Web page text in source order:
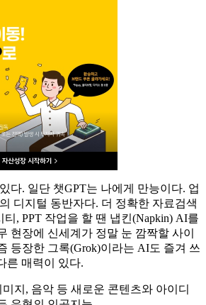
다. 일단 챗GPT는 나에게 만능이다. 업
디지털 동반자다. 더 정확한 자료검색
, PPT 작업을 할 땐 냅킨(Napkin) AI를
현장에 신세계가 정말 눈 깜짝할 사이
등장한 그록(Grok)이라는 AI도 즐겨 쓰
른 매력이 있다.
지, 음악 등 새로운 콘텐츠와 아이디